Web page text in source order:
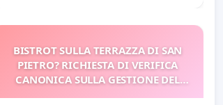
BISTROT SULLA TERRAZZA DI SAN
PIETRO? RICHIESTA DI VERIFICA
CANONICA SULLA GESTIONE DEL